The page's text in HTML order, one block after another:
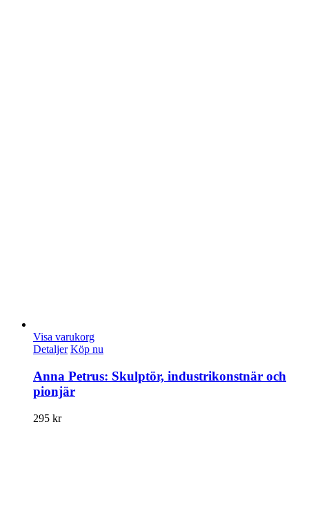
Visa varukorg
Detaljer Köp nu
Anna Petrus: Skulptör, industrikonstnär och
pionjär
295 kr